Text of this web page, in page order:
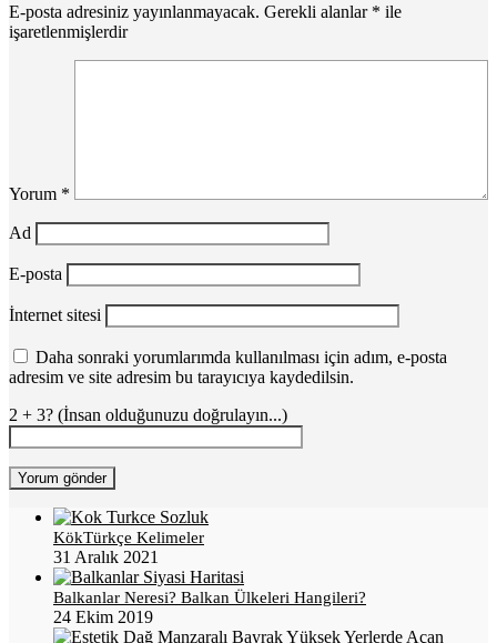
E-posta adresiniz yayınlanmayacak. Gerekli alanlar * ile
işaretlenmişlerdir
Yorum *
Ad
E-posta
İnternet sitesi
Daha sonraki yorumlarımda kullanılması için adım, e-posta
adresim ve site adresim bu tarayıcıya kaydedilsin.
2 + 3? (İnsan olduğunuzu doğrulayın...)
KökTürkçe Kelimeler
31 Aralık 2021
Balkanlar Neresi? Balkan Ülkeleri Hangileri?
24 Ekim 2019